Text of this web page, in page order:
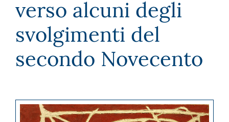
verso alcuni degli
svolgimenti del
secondo Novecento